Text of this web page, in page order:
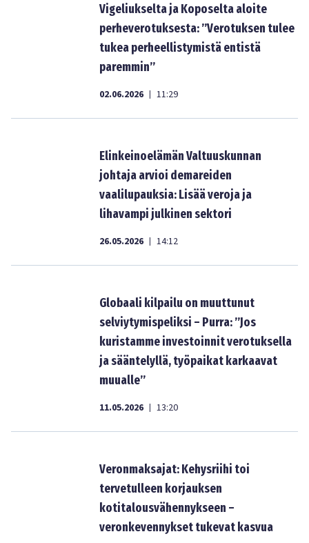
Vigeliukselta ja Koposelta aloite
perheverotuksesta: ”Verotuksen tulee
tukea perheellistymistä entistä
paremmin”
02.06.2026 | 11:29
Elinkeinoelämän Valtuuskunnan
johtaja arvioi demareiden
vaalilupauksia: Lisää veroja ja
lihavampi julkinen sektori
26.05.2026 | 14:12
Globaali kilpailu on muuttunut
selviytymispeliksi – Purra: ”Jos
kuristamme investoinnit verotuksella
ja sääntelyllä, työpaikat karkaavat
muualle”
11.05.2026 | 13:20
Veronmaksajat: Kehysriihi toi
tervetulleen korjauksen
kotitalousvähennykseen –
veronkevennykset tukevat kasvua